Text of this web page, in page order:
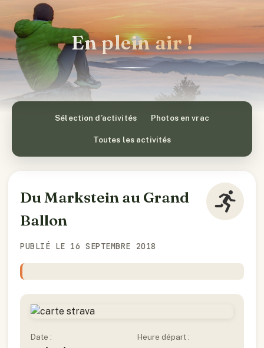
En plein air !
Sélection d’activités Photos en vrac
Toutes les activités
Du Markstein au Grand
Ballon
PUBLIÉ LE 16 SEPTEMBRE 2018
Date : Heure départ :